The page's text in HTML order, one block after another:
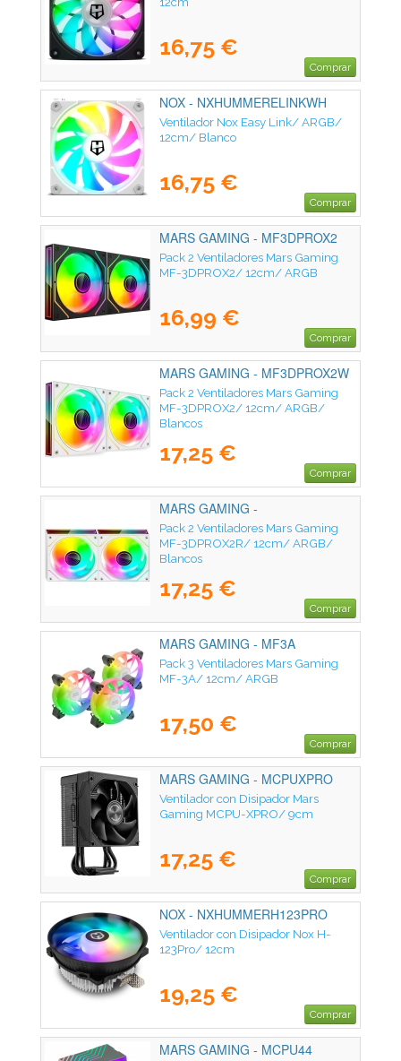
16,75 €
Comprar
NOX - NXHUMMERELINKWH
Ventilador Nox Easy Link/ ARGB/
12cm/ Blanco
16,75 €
Comprar
MARS GAMING - MF3DPROX2
Pack 2 Ventiladores Mars Gaming
MF-3DPROX2/ 12cm/ ARGB
16,99 €
Comprar
MARS GAMING - MF3DPROX2W
Pack 2 Ventiladores Mars Gaming
MF-3DPROX2/ 12cm/ ARGB/
Blancos
17,25 €
Comprar
MARS GAMING -
MF3DPROX2RW
Pack 2 Ventiladores Mars Gaming
MF-3DPROX2R/ 12cm/ ARGB/
Blancos
17,25 €
Comprar
MARS GAMING - MF3A
Pack 3 Ventiladores Mars Gaming
MF-3A/ 12cm/ ARGB
17,50 €
Comprar
MARS GAMING - MCPUXPRO
Ventilador con Disipador Mars
Gaming MCPU-XPRO/ 9cm
17,25 €
Comprar
NOX - NXHUMMERH123PRO
Ventilador con Disipador Nox H-
123Pro/ 12cm
19,25 €
Comprar
MARS GAMING - MCPU44